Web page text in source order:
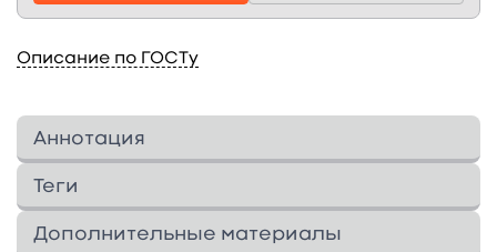
Описание по ГОСТу
Аннотация
The Study guide is compiled in accordance with
Educational Standard (3 ++), is a mandatory
Теги
Дополнительные материалы